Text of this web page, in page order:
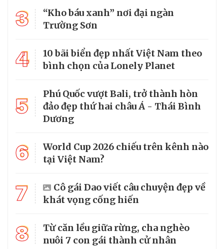
3
“Kho báu xanh” nơi đại ngàn
Trường Sơn
4
10 bãi biển đẹp nhất Việt Nam theo
bình chọn của Lonely Planet
5
Phú Quốc vượt Bali, trở thành hòn
đảo đẹp thứ hai châu Á - Thái Bình
Dương
6
World Cup 2026 chiếu trên kênh nào
tại Việt Nam?
7
Cô gái Dao viết câu chuyện đẹp về
khát vọng cống hiến
8
Từ căn lều giữa rừng, cha nghèo
nuôi 7 con gái thành cử nhân